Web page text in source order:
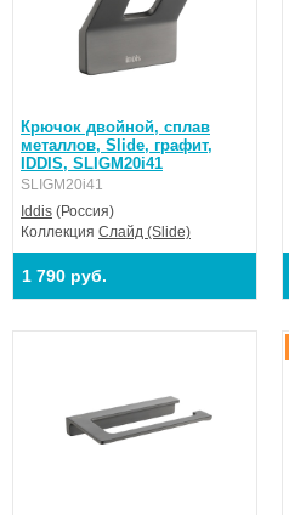
Крючок двойной, сплав
металлов, Slide, графит,
IDDIS, SLIGM20i41
SLIGM20i41
Iddis (Россия)
Коллекция Слайд (Slide)
1 790 руб.